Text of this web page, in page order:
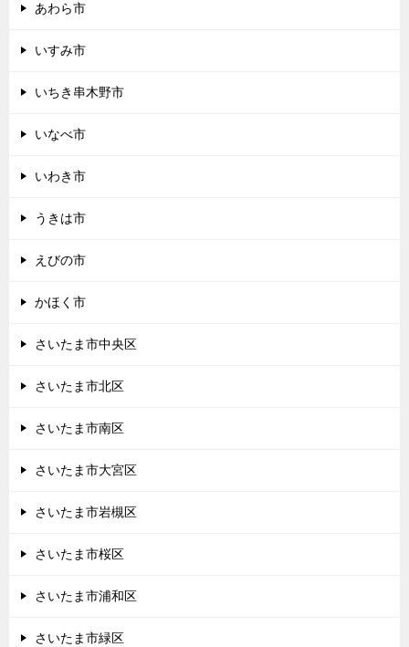
あわら市
いすみ市
いちき串木野市
いなべ市
いわき市
うきは市
えびの市
かほく市
さいたま市中央区
さいたま市北区
さいたま市南区
さいたま市大宮区
さいたま市岩槻区
さいたま市桜区
さいたま市浦和区
さいたま市緑区